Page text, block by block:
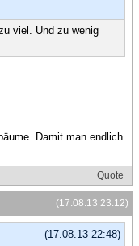
viel. Und zu wenig
Damit man endlich
Quote
(17.08.13 23:12)
(17.08.13 22:48)